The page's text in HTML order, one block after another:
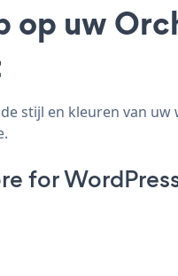
op uw
stijl en kleuren van
for